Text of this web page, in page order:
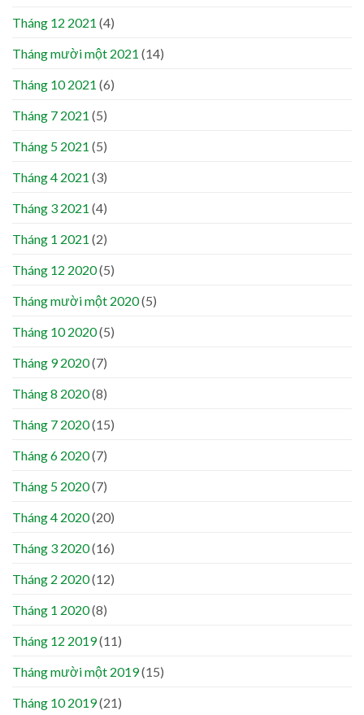
Tháng 12 2021 (4)
Tháng mười một 2021 (14)
Tháng 10 2021 (6)
Tháng 7 2021 (5)
Tháng 5 2021 (5)
Tháng 4 2021 (3)
Tháng 3 2021 (4)
Tháng 1 2021 (2)
Tháng 12 2020(5)
Tháng mười một 2020(5)
Tháng 10 2020(5)
Tháng 9 2020(7)
Tháng 8 2020(8)
Tháng 7 2020(15)
Tháng 6 2020(7)
Tháng 5 2020(7)
Tháng 4 2020(20)
Tháng 3 2020(16)
Tháng 2 2020(12)
Tháng 1 2020(8)
Tháng 12 2019(11)
Tháng mười một 2019(15)
Tháng 10 2019(21)